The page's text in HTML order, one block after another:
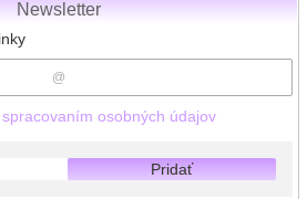
Newsletter
spracovaním osobných údajov
Pridať